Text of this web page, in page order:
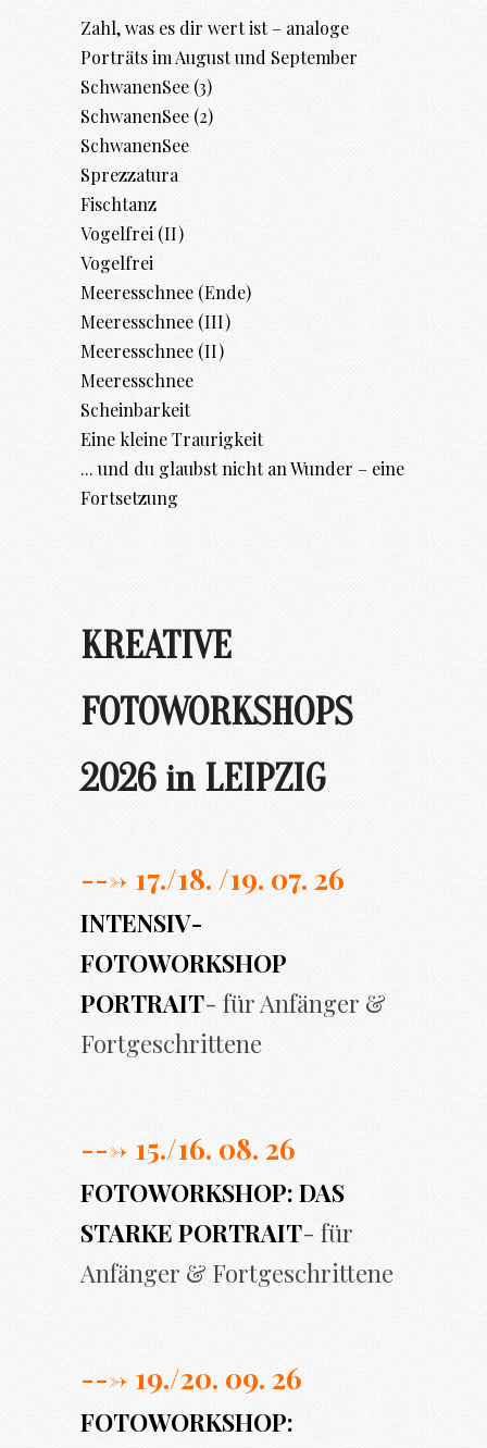
Zahl, was es dir wert ist – analoge
Porträts im August und September
SchwanenSee (3)
SchwanenSee (2)
SchwanenSee
Sprezzatura
Fischtanz
Vogelfrei (II)
Vogelfrei
Meeresschnee (Ende)
Meeresschnee (III)
Meeresschnee (II)
Meeresschnee
Scheinbarkeit
Eine kleine Traurigkeit
... und du glaubst nicht an Wunder – eine
Fortsetzung
KREATIVE
FOTOWORKSHOPS
2026 in LEIPZIG
---> 17./18. /19. 07. 26
INTENSIV-
FOTOWORKSHOP
PORTRAIT- für Anfänger &
Fortgeschrittene
---> 15./16. 08. 26
FOTOWORKSHOP: DAS
STARKE PORTRAIT- für
Anfänger & Fortgeschrittene
---> 19./20. 09. 26
FOTOWORKSHOP: